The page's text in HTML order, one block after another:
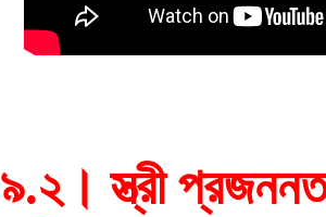
৯.২। স্ত্রী